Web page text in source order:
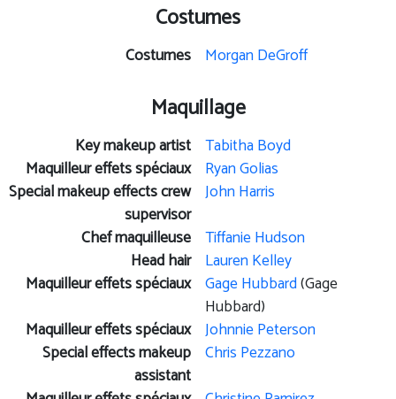
Costumes
Costumes Morgan DeGroff
Maquillage
Key makeup artist Tabitha Boyd
Maquilleur effets spéciaux Ryan Golias
Special makeup effects crew
supervisor
John Harris
Chef maquilleuse Tiffanie Hudson
Head hair Lauren Kelley
Maquilleur effets spéciaux Gage Hubbard(Gage
Hubbard)
Maquilleur effets spéciaux Johnnie Peterson
Special effects makeup
assistant
Chris Pezzano